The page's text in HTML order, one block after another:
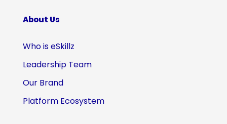
About Us
Who is eSkillz
Leadership Team
Our Brand
Platform Ecosystem